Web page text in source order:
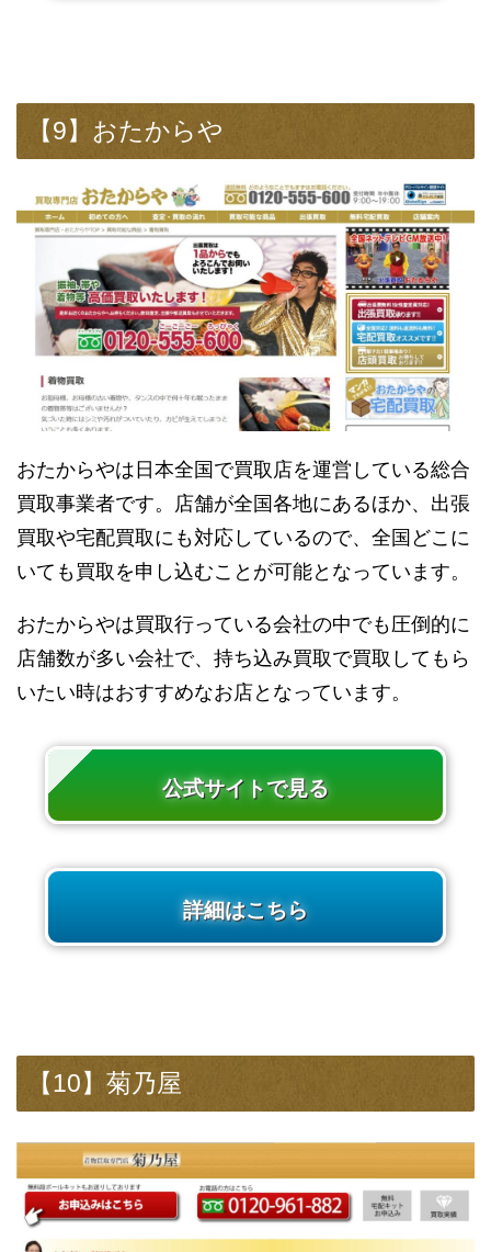
【9】おたからや
おたからやは日本全国で買取店を運営している総合
買取事業者です。店舗が全国各地にあるほか、出張
買取や宅配買取にも対応しているので、全国どこに
いても買取を申し込むことが可能となっています。
おたからやは買取行っている会社の中でも圧倒的に
店舗数が多い会社で、持ち込み買取で買取してもら
いたい時はおすすめなお店となっています。
公式サイトで見る
詳細はこちら
【10】菊乃屋